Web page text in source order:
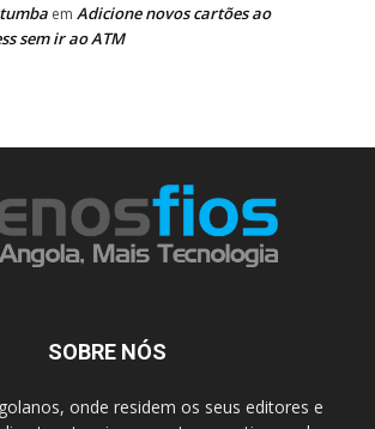
em Adicione novos cartões ao
sem ir ao ATM
SOBRE NÓS
onde residem os seus editores e